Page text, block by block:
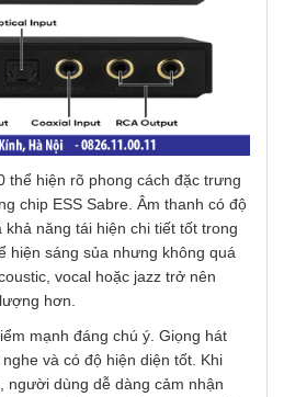
thể hiện rõ phong cách đặc trưng
chip ESS Sabre. Âm thanh có độ
năng tái hiện chi tiết tốt trong
hiện sáng sủa nhưng không quá
vocal hoặc jazz trở nên
hơn.
mạnh đáng chú ý. Giọng hát
và có độ hiện diện tốt. Khi
người dùng dễ dàng cảm nhận